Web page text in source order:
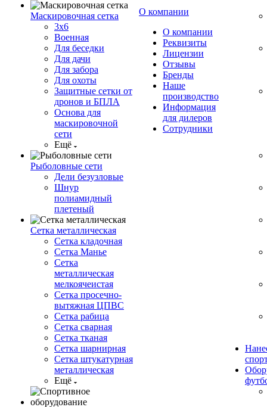
Маскировочная сетка
3х6
Военная
Для беседки
Для дачи
Для забора
Для охоты
Защитные сетки от
дронов и БПЛА
Основа для
маскировочной
сети
Ещё
Рыболовные сети
Дели безузловые
Шнур
полиамидный
плетеный
Сетка металлическая
Сетка кладочная
Сетка Манье
Сетка
металлическая
мелкоячеистая
Сетка просечно-
вытяжная ЦПВС
Сетка рабица
Сетка сварная
Сетка тканая
Сетка шарнирная
Сетка штукатурная
металлическая
Ещё
О компании
О компании
Реквизиты
Лицензии
Отзывы
Бренды
Наше
производство
Информация
для дилеров
Сотрудники